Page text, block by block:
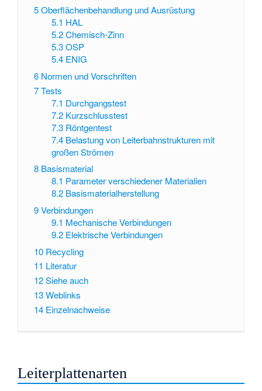
5Oberflächenbehandlung und Ausrüstung
5.1 HAL
5.2 Chemisch-Zinn
5.3 OSP
5.4 ENIG
6 Normen und Vorschriften
7Tests
7.1 Durchgangstest
7.2 Kurzschlusstest
7.3 Röntgentest
7.4 Belastung von Leiterbahnstrukturen mit
großen Strömen
8 Basismaterial
8.1 Parameter verschiedener Materialien
8.2 Basismaterialherstellung
9Verbindungen
9.1 Mechanische Verbindungen
9.2 Elektrische Verbindungen
10 Recycling
11 Literatur
12Siehe auch
13Weblinks
14 Einzelnachweise
Leiterplattenarten